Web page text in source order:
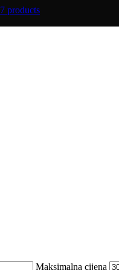
7 products
Maksimalna cijena